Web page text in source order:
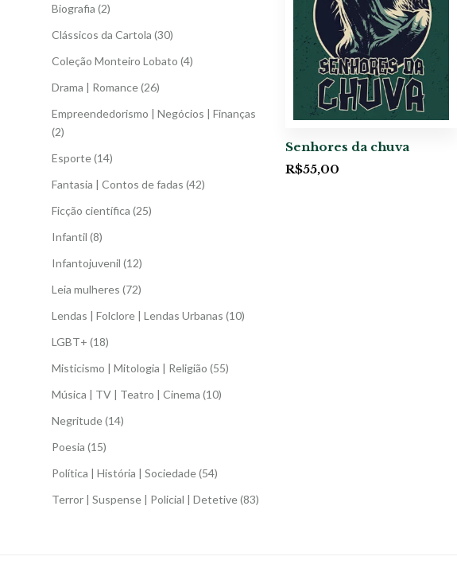
Biografia (2)
Clássicos da Cartola (30)
Coleção Monteiro Lobato (4)
Drama | Romance(26)
Empreendedorismo | Negócios | Finanças
(2)
Esporte(14)
Fantasia | Contos de fadas (42)
Ficção científica (25)
Infantil (8)
Infantojuvenil (12)
Leia mulheres (72)
Lendas | Folclore | Lendas Urbanas (10)
LGBT+ (18)
Misticismo | Mitologia | Religião (55)
Música | TV | Teatro | Cinema (10)
Negritude(14)
Poesia (15)
Política | História | Sociedade(54)
Terror | Suspense | Policial | Detetive(83)
Senhores da chuva
R$55,00